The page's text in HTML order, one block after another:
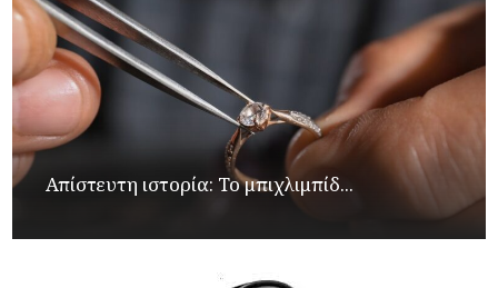
Απίστευτη ιστορία: Το μπιχλιμπίδ...